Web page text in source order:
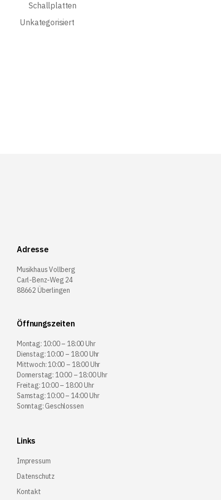
Schallplatten
Unkategorisiert
Adresse
Musikhaus Vollberg
Carl-Benz-Weg 24
88662 Überlingen
Öffnungszeiten
Montag: 10:00 – 18:00 Uhr
Dienstag: 10:00 – 18:00 Uhr
Mittwoch: 10:00 – 18:00 Uhr
Donnerstag: 10:00 – 18:00 Uhr
Freitag: 10:00 – 18:00 Uhr
Samstag: 10:00 – 14:00 Uhr
Sonntag: Geschlossen
Links
Impressum
Datenschutz
Kontakt